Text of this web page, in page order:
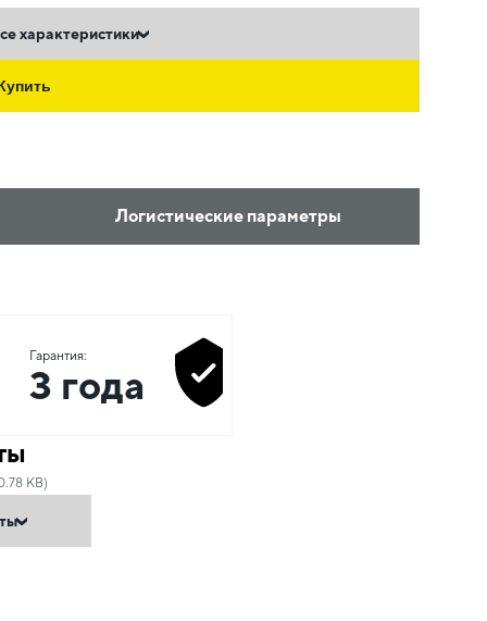
характеристики
Логистические параметры
Гарантия:
3 года
KB)